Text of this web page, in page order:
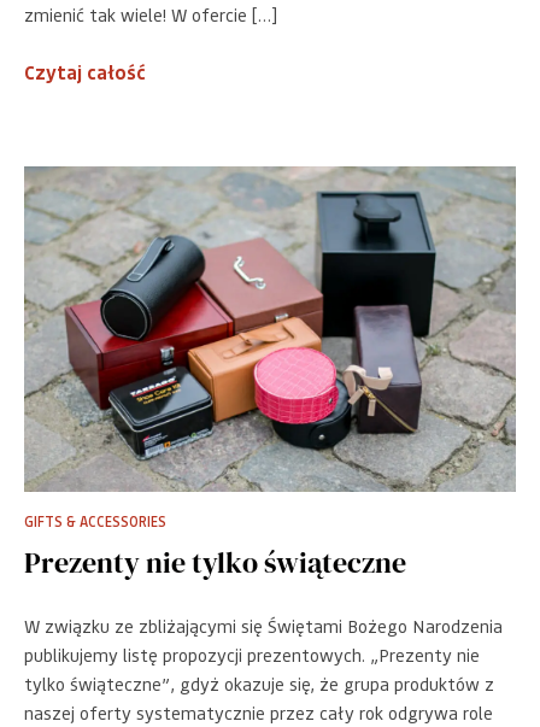
zmienić tak wiele! W ofercie […]
Czytaj całość
GIFTS & ACCESSORIES
Prezenty nie tylko świąteczne
W związku ze zbliżającymi się Świętami Bożego Narodzenia
publikujemy listę propozycji prezentowych. „Prezenty nie
tylko świąteczne”, gdyż okazuje się, że grupa produktów z
naszej oferty systematycznie przez cały rok odgrywa role